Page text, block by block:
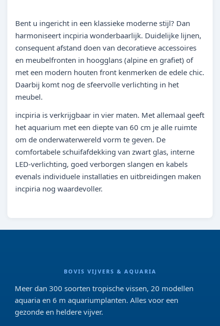
Bent u ingericht in een klassieke moderne stijl? Dan
harmoniseert incpiria wonderbaarlijk. Duidelijke lijnen,
consequent afstand doen van decoratieve accessoires
en meubelfronten in hoogglans (alpine en grafiet) of
met een modern houten front kenmerken de edele chic.
Daarbij komt nog de sfeervolle verlichting in het
meubel.
incpiria is verkrijgbaar in vier maten. Met allemaal geeft
het aquarium met een diepte van 60 cm je alle ruimte
om de onderwaterwereld vorm te geven. De
comfortabele schuifafdekking van zwart glas, interne
LED-verlichting, goed verborgen slangen en kabels
evenals individuele installaties en uitbreidingen maken
incpiria nog waardevoller.
BOVIS VIJVERS & AQUARIA
Meer dan 300 soorten tropische vissen, 20 modellen
aquaria en 6 m aquariumplanten. Alles voor een
gezonde en heldere vijver.